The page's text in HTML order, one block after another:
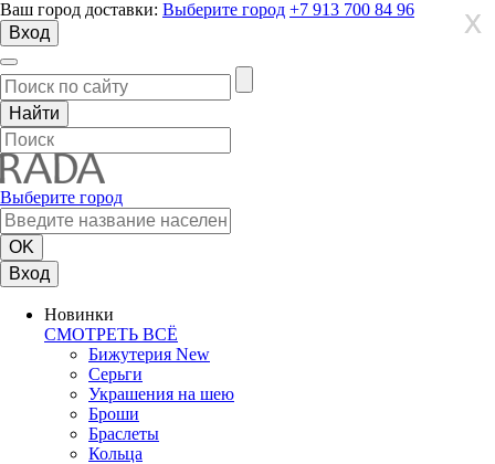
Ваш город доставки: Выберите город +7 913 700 84 96
Вход
Выберите город
Вход
Новинки
СМОТРЕТЬ ВСЁ
Бижутерия New
Серьги
Украшения на шею
Броши
Браслеты
Кольца
X
X
X